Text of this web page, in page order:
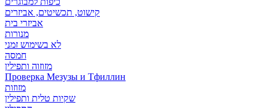
קישוט, תכשיטים, אביזרים
אביזרי בית
מנורות
לא בשימוש זמני
חמסה
מזוזוה ותפילין
Проверка Мезузы и Тфиллин
מזוזות
שקיות טלית ותפילין